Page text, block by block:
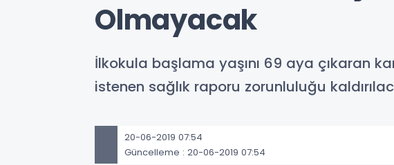
Olmayacak
İlkokula başlama yaşını 69 aya çıkaran
istenen sağlık raporu zorunluluğu
20-06-2019 07:54
Güncelleme : 20-06-2019 07:54